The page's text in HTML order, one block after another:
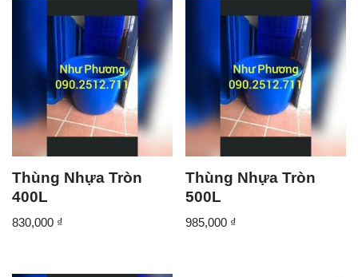
Thùng Nhựa Tròn
400L
830,000 ₫
Thùng Nhựa Tròn
500L
985,000 ₫